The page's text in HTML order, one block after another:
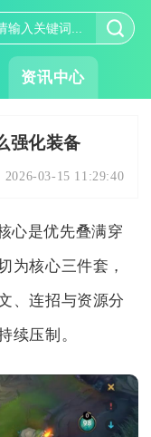
资讯中心
强化装备
2026-03-15 11:29:40
心是优先叠满穿
为核心三件套，
、连招与资源分
续压制。